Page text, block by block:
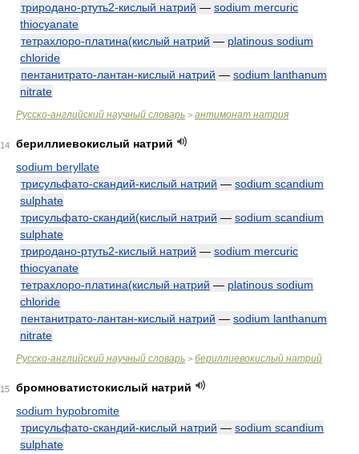
триродано-ртуть2-кислый натрий — sodium mercuric
thiocyanate
тетрахлоро-платина(кислый натрий — platinous sodium
chloride
пентанитрато-лантан-кислый натрий — sodium lanthanum
nitrate
Русско-английский научный словарь > антимонат натрия
14
бериллиевокислый натрий
sodium beryllate
трисульфато-скандий-кислый натрий — sodium scandium
sulphate
трисульфато-скандий(кислый натрий — sodium scandium
sulphate
триродано-ртуть2-кислый натрий — sodium mercuric
thiocyanate
тетрахлоро-платина(кислый натрий — platinous sodium
chloride
пентанитрато-лантан-кислый натрий — sodium lanthanum
nitrate
Русско-английский научный словарь > бериллиевокислый натрий
15
бромноватистокислый натрий
sodium hypobromite
трисульфато-скандий-кислый натрий — sodium scandium
sulphate